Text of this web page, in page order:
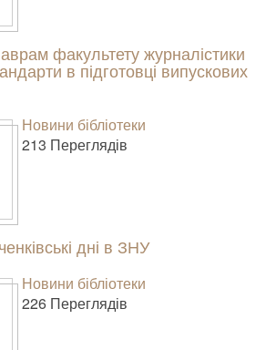
факультету журналістики
в підготовці випускових
Новини бібліотеки
213 Пере­гля­дів
дні в ЗНУ
Новини бібліотеки
226 Пере­гля­дів